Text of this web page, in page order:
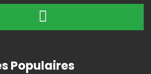
Populaires